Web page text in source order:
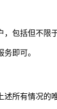
包括但不限
即可。
所有情况